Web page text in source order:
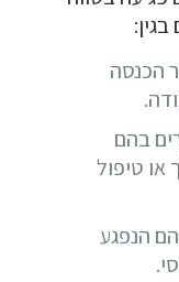
הכנסה
בהם
או טיפול
הנפגע